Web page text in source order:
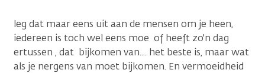
leg dat maar eens uit aan de mensen om je heen,
iedereen is toch wel eens moe of heeft zo'n dag
ertussen , dat bijkomen van.... het beste is, maar wat
als je nergens van moet bijkomen. En vermoeidheid